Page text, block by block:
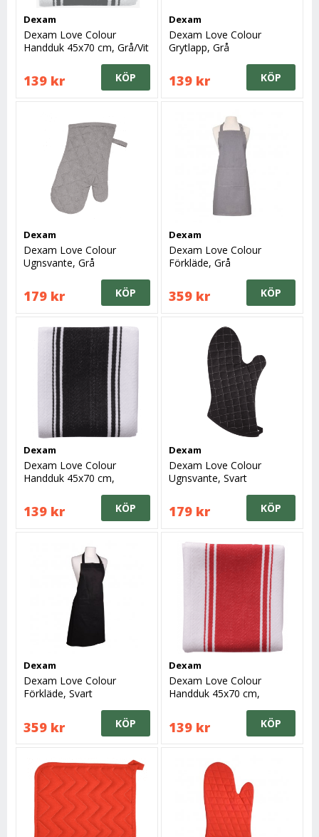
Dexam
Dexam Love Colour
Handduk 45x70 cm, Grå/Vit
139 kr KÖP
Dexam
Dexam Love Colour
Grytlapp, Grå
139 kr KÖP
Dexam
Dexam Love Colour
Ugnsvante, Grå
179 kr KÖP
Dexam
Dexam Love Colour
Förkläde, Grå
359 kr KÖP
Dexam
Dexam Love Colour
Handduk 45x70 cm,
139 kr KÖP
Dexam
Dexam Love Colour
Ugnsvante, Svart
179 kr KÖP
Dexam
Dexam Love Colour
Förkläde, Svart
359 kr KÖP
Dexam
Dexam Love Colour
Handduk 45x70 cm,
139 kr KÖP